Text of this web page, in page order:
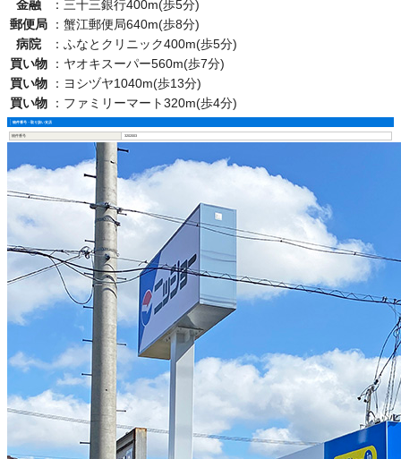
金融
： 三十三銀行400m(歩5分)
郵便局
： 蟹江郵便局640m(歩8分)
病院
： ふなとクリニック400m(歩5分)
買い物
： ヤオキスーパー560m(歩7分)
買い物
： ヨシヅヤ1040m(歩13分)
買い物
： ファミリーマート320m(歩4分)
物件番号・取り扱い支店
物件番号 3202003